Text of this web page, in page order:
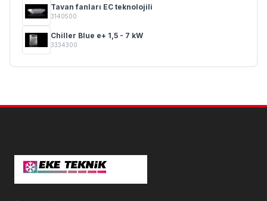
Tavan fanları EC teknolojili
3140500
Chiller Blue e+ 1,5 - 7 kW
3334300